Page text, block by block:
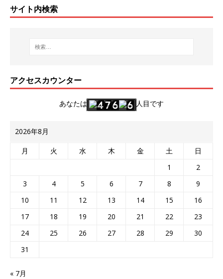
サイト内検索
アクセスカウンター
あなたは 人目です
2026年8月
月 火 水 木 金 土
日
1
2
3
4 5 6 7 8
9
10
11 12 13 14 15
16
17
18 19 20 21 22
23
24
25 26 27 28 29
30
31
« 7月